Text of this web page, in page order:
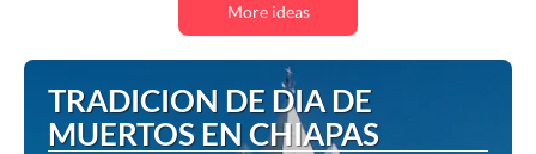
More ideas
TRADICION DE DIA DE
MUERTOS EN CHIAPAS